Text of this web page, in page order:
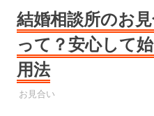
結婚相談所のお
って？安心して
用法
2025年9月8日
YYYPRO
お見合い